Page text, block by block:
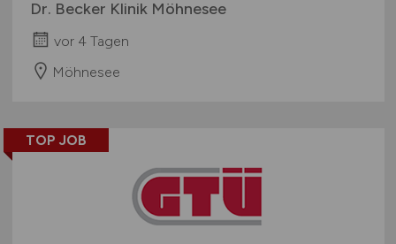
Dr. Becker Klinik Möhnesee
vor 4 Tagen
Möhnesee
TOP JOB